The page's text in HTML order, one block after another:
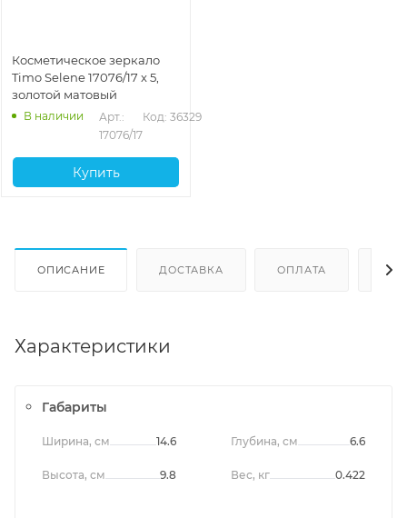
Косметическое зеркало
Timo Selene 17076/17 x 5,
золотой матовый
В наличии
Арт.:
17076/17
Код: 36329
Купить
ОПИСАНИЕ ДОСТАВКА ОПЛАТА
Характеристики
Габариты
Ширина, см 14.6
Высота, см 9.8
Глубина, см 6.6
Вес, кг 0.422